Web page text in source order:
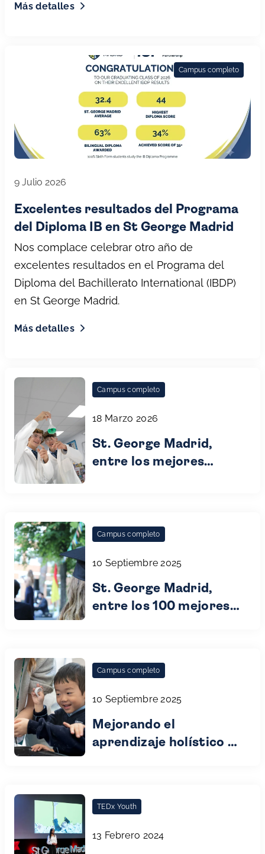
Más detalles
Campus completo
9 Julio 2026
Excelentes resultados del Programa
del Diploma IB en St George Madrid
Nos complace celebrar otro año de
excelentes resultados en el Programa del
Diploma del Bachillerato International (IBDP)
en St George Madrid.
Más detalles
Campus completo
18 Marzo 2026
St. George Madrid,
entre los mejores
Campus completo
10 Septiembre 2025
St. George Madrid,
entre los 100 mejores
Campus completo
10 Septiembre 2025
Mejorando el
aprendizaje holístico y
TEDx Youth
13 Febrero 2024